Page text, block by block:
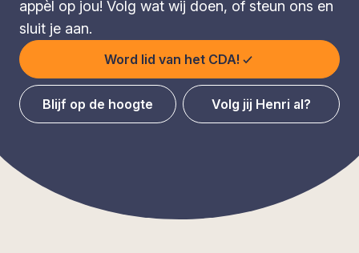
appèl op jou! Volg wat wij doen, of steun ons en
sluit je aan.
Word lid van het CDA!
Blijf op de hoogte Volg jij Henri al?